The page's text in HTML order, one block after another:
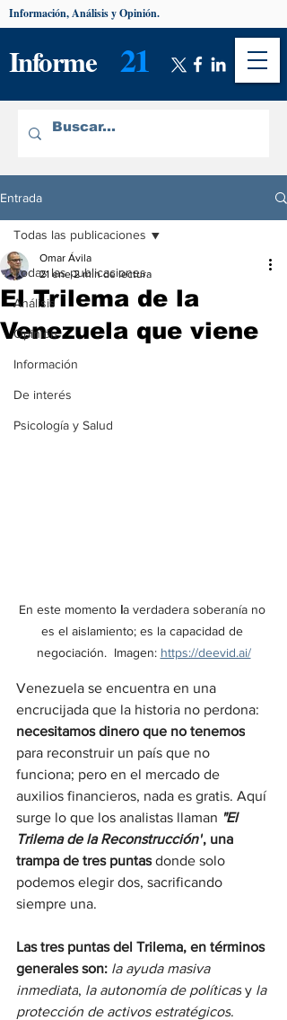
Informe 21
Información, Análisis y Opinión.
Entrada
Todas las publicaciones
Análisis
Opinión
Información
De interés
Psicología y Salud
Todas las publicaciones
El Trilema de la
Venezuela que viene
Omar Ávila
21 ene 2 min de lectura
En este momento la verdadera soberanía no
es el aislamiento; es la capacidad de
negociación.  Imagen: https://deevid.ai/
Venezuela se encuentra en una
encrucijada que la historia no perdona:
necesitamos dinero que no tenemos
para reconstruir un país que no
funciona; pero en el mercado de
auxilios financieros, nada es gratis. Aquí
surge lo que los analistas llaman "El
Trilema de la Reconstrucción", una
trampa de tres puntas donde solo
podemos elegir dos, sacrificando
siempre una.
Las tres puntas del Trilema, en términos
generales son: la ayuda masiva
inmediata, la autonomía de políticas y la
protección de activos estratégicos.